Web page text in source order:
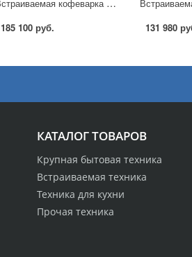
185 100 руб. 131 980
КАТАЛОГ ТОВАРОВ
Крупная бытовая техника
Встраиваемая техника
Техника для кухни
Прочая техника